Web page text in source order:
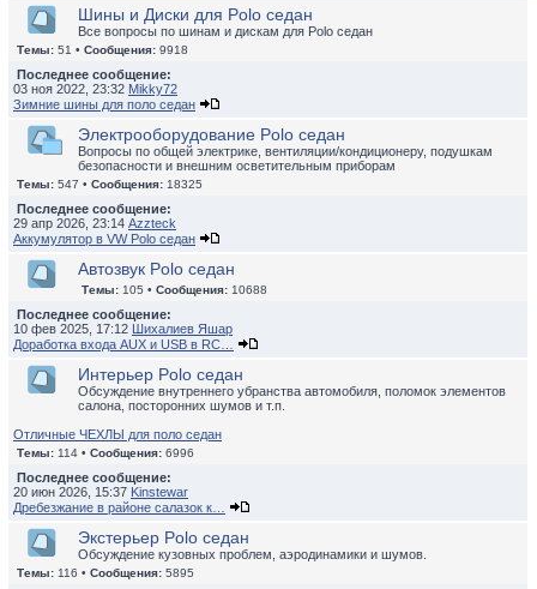
Шины и Диски для Polo седан
Все вопросы по шинам и дискам для Polo седан
Темы: 51 • Сообщения: 9918
Последнее сообщение:
03 ноя 2022, 23:32 Mikky72
Зимние шины для поло седан
Электрооборудование Polo седан
Вопросы по общей электрике, вентиляции/кондиционеру, подушкам
безопасности и внешним осветительным приборам
Темы: 547 • Сообщения: 18325
Последнее сообщение:
29 апр 2026, 23:14 Azzteck
Аккумулятор в VW Polo седан
Автозвук Polo седан
Темы: 105 • Сообщения: 10688
Последнее сообщение:
10 фев 2025, 17:12 Шихалиев Яшар
Доработка входа AUX и USB в RC…
Интерьер Polo седан
Обсуждение внутреннего убранства автомобиля, поломок элементов
салона, посторонних шумов и т.п.
Отличные ЧЕХЛЫ для поло седан
Темы: 114 • Сообщения: 6996
Последнее сообщение:
20 июн 2026, 15:37 Kinstewar
Дребезжание в районе салазок к…
Экстерьер Polo седан
Обсуждение кузовных проблем, аэродинамики и шумов.
Темы: 116 • Сообщения: 5895